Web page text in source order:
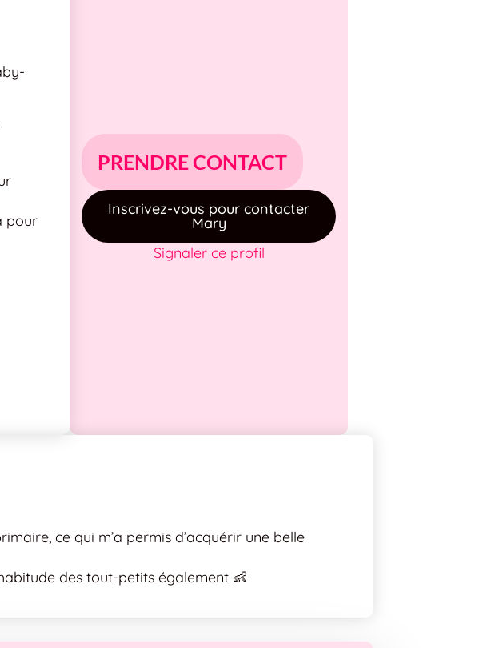
pour
PRENDRE CONTACT
Inscrivez-vous pour contacter
Mary
Signaler ce profil
ce qui m’a permis d’acquérir une belle
des tout-petits également 👶